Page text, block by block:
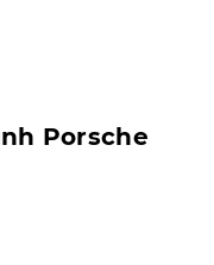
Porsche